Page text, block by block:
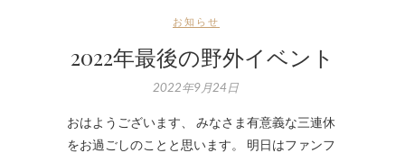
お知らせ
2022年最後の野外イベント
2022年9月24日
おはようございます、 みなさま有意義な三連休
をお過ごしのことと思います。 明日はファンフ